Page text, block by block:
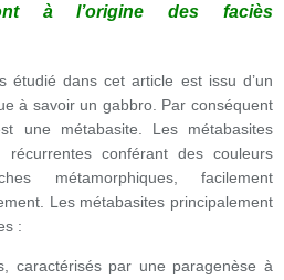
à l’origine des faciès
étudié dans cet article est issu d’un
à savoir un gabbro. Par conséquent
une métabasite. Les métabasites
récurrentes conférant des couleurs
métamorphiques, facilement
Les métabasites principalement
:
caractérisés par une paragenèse à